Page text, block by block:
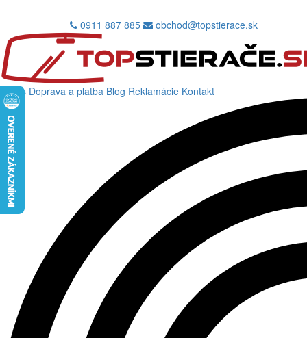
0911 887 885 obchod@topstierace.sk
O nás Doprava a platba Blog Reklamácie Kontakt